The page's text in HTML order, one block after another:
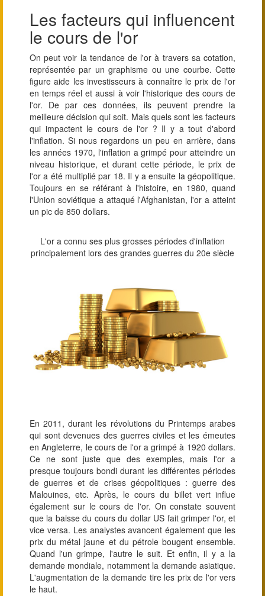
Les facteurs qui influencent
le cours de l'or
On peut voir la tendance de l'or à travers sa cotation,
représentée par un graphisme ou une courbe. Cette
figure aide les investisseurs à connaître le prix de l'or
en temps réel et aussi à voir l'historique des cours de
l'or. De par ces données, ils peuvent prendre la
meilleure décision qui soit. Mais quels sont les facteurs
qui impactent le cours de l'or ? Il y a tout d'abord
l'inflation. Si nous regardons un peu en arrière, dans
les années 1970, l'inflation a grimpé pour atteindre un
niveau historique, et durant cette période, le prix de
l'or a été multiplié par 18. Il y a ensuite la géopolitique.
Toujours en se référant à l'histoire, en 1980, quand
l'Union soviétique a attaqué l'Afghanistan, l'or a atteint
un pic de 850 dollars.
L'or a connu ses plus grosses périodes d'inflation
principalement lors des grandes guerres du 20e siècle
En 2011, durant les révolutions du Printemps arabes
qui sont devenues des guerres civiles et les émeutes
en Angleterre, le cours de l'or a grimpé à 1920 dollars.
Ce ne sont juste que des exemples, mais l'or a
presque toujours bondi durant les différentes périodes
de guerres et de crises géopolitiques : guerre des
Malouines, etc. Après, le cours du billet vert influe
également sur le cours de l'or. On constate souvent
que la baisse du cours du dollar US fait grimper l'or, et
vice versa. Les analystes avancent également que les
prix du métal jaune et du pétrole bougent ensemble.
Quand l'un grimpe, l'autre le suit. Et enfin, il y a la
demande mondiale, notamment la demande asiatique.
L'augmentation de la demande tire les prix de l'or vers
le haut.